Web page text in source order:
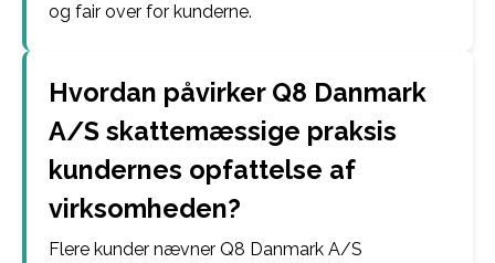
og fair over for kunderne.
Hvordan påvirker Q8 Danmark
A/S skattemæssige praksis
kundernes opfattelse af
virksomheden?
Flere kunder nævner Q8 Danmark A/S